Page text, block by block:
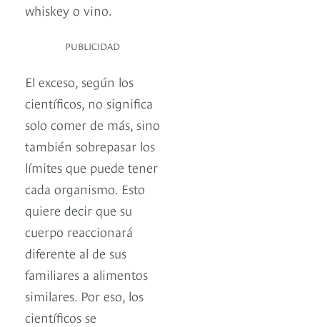
whiskey o vino.
PUBLICIDAD
El exceso, según los
científicos, no significa
solo comer de más, sino
también sobrepasar los
límites que puede tener
cada organismo. Esto
quiere decir que su
cuerpo reaccionará
diferente al de sus
familiares a alimentos
similares. Por eso, los
científicos se